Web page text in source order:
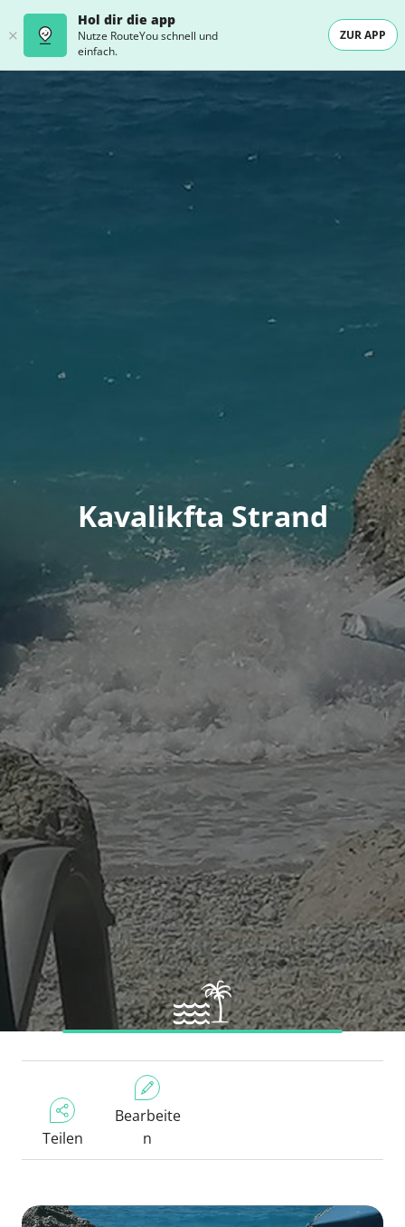
Hol dir die app
Nutze RouteYou schnell und
einfach.
ZUR APP
Kavalikfta Strand
Teilen
Bearbeite
n